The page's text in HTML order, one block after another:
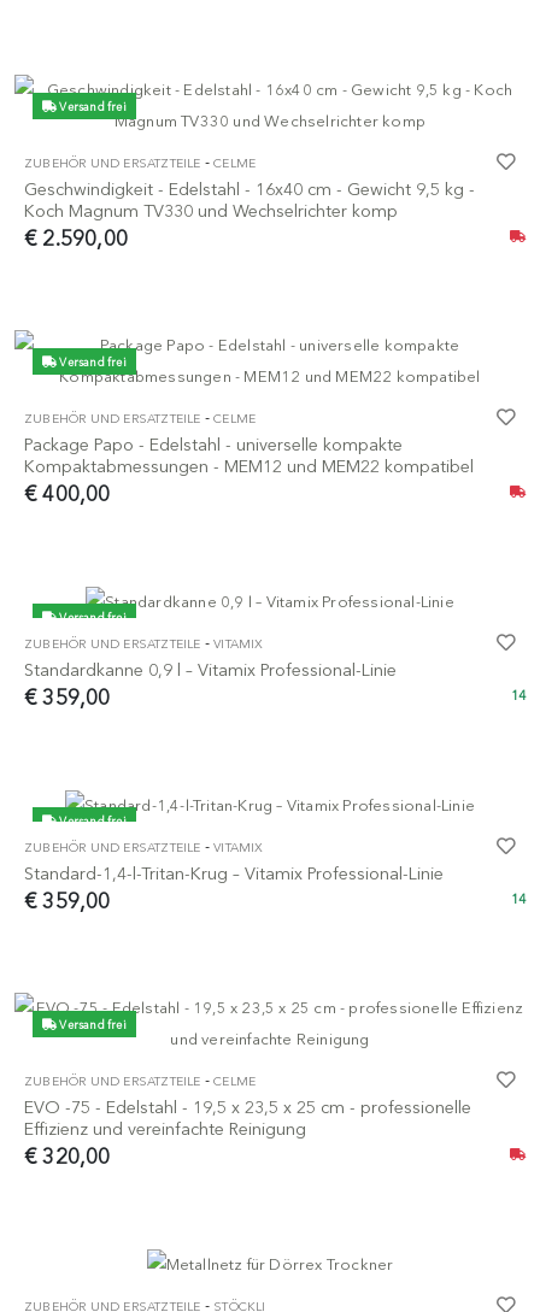
Versand frei
ZUBEHÖR UND ERSATZTEILE -CELME
Geschwindigkeit - Edelstahl - 16x40 cm - Gewicht 9,5 kg -
Koch Magnum TV330 und Wechselrichter komp
€ 2.590,00
Versand frei
ZUBEHÖR UND ERSATZTEILE -CELME
Package Papo - Edelstahl - universelle kompakte
Kompaktabmessungen - MEM12 und MEM22 kompatibel
€ 400,00
Versand frei
ZUBEHÖR UND ERSATZTEILE -VITAMIX
Standardkanne 0,9 l – Vitamix Professional-Linie
€ 359,00 14
Versand frei
ZUBEHÖR UND ERSATZTEILE -VITAMIX
Standard-1,4-l-Tritan-Krug – Vitamix Professional-Linie
€ 359,00 14
Versand frei
ZUBEHÖR UND ERSATZTEILE -CELME
EVO -75 - Edelstahl - 19,5 x 23,5 x 25 cm - professionelle
Effizienz und vereinfachte Reinigung
€ 320,00
ZUBEHÖR UND ERSATZTEILE - STÖCKLI